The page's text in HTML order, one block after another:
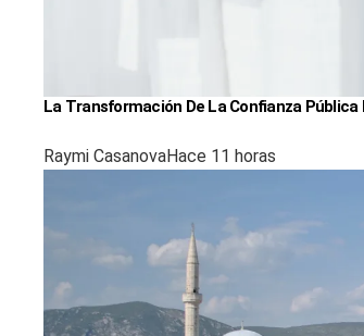
La Transformación De La Confianza
Raymi CasanovaHace 11 horas